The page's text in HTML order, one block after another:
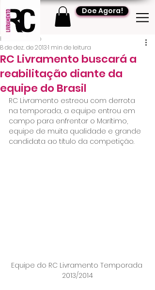
Doe Agora!
RC Livramento buscará a
reabilitação diante da
equipe do Brasil
RC Livramento
8 de dez. de 20131 min de leitura
RC Livramento estreou com derrota
na temporada, a equipe entrou em
campo para enfrentar o Marítimo,
equipe de muita qualidade e grande
candidata ao título da competição.
Equipe do RC Livramento Temporada
2013/2014